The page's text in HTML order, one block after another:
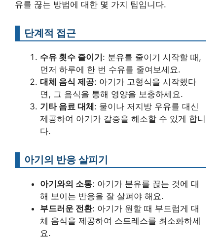
유를 끊는 방법에 대한 몇 가지 팁입니다.
단계적 접근
수유 횟수 줄이기: 분유를 줄이기 시작할 때,
먼저 하루에 한 번 수유를 줄여보세요.
대체 음식 제공: 아기가 고형식을 시작했다
면, 그 음식을 통해 영양을 보충하세요.
기타 음료 대체: 물이나 저지방 우유를 대신
제공하여 아기가 갈증을 해소할 수 있게 합니
다.
아기의 반응 살피기
아기와의 소통: 아기가 분유를 끊는 것에 대
해 보이는 반응을 잘 살펴야 해요.
부드러운 전환: 아기가 원할 때 부드럽게 대
체 음식을 제공하여 스트레스를 최소화하세
요.